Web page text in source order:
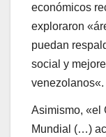
económicos
exploraron
puedan
social y
venezolanos«.
Asimismo, «el
Mundial (…)